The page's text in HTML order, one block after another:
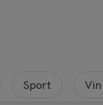
Sport